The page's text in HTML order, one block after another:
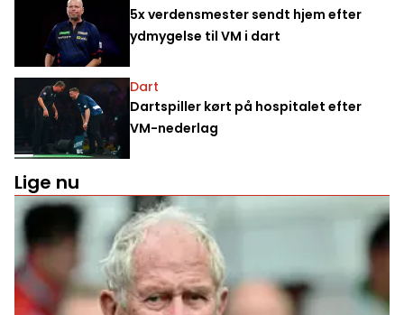
5x verdensmester sendt hjem efter
ydmygelse til VM i dart
Dart
Dartspiller kørt på hospitalet efter
VM-nederlag
Lige nu